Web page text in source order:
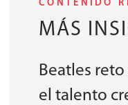
CONTENIDO
MÁS
Beatles
el talento